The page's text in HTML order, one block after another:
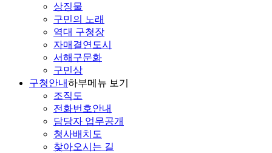
상징물
구민의 노래
역대 구청장
자매결연도시
서해구문화
구민상
구청안내하부메뉴 보기
조직도
전화번호안내
담당자 업무공개
청사배치도
찾아오시는 길